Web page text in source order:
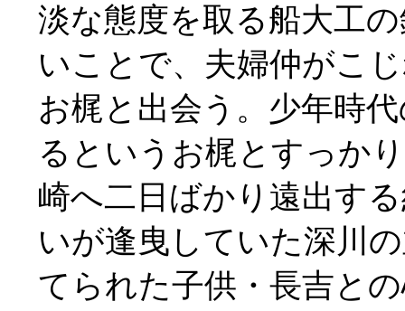
淡な態度を取る船大工
いことで、夫婦仲がこ
お梶と出会う。少年時
るというお梶とすっか
崎へ二日ばかり遠出す
いが逢曳していた深川
てられた子供・長吉と